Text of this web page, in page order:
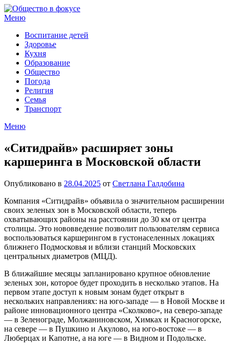
Перейти
к
Меню
Воспитание детей
Здоровье
Кухня
Образование
Общество
Погода
Религия
Семья
Транспорт
Меню
«Ситидрайв» расширяет зоны
каршеринга в Московской области
Опубликовано в 28.04.2025 от Светлана Галдобина
Компания «Ситидрайв» объявила о значительном расширении
своих зеленых зон в Московской области, теперь
охватывающих районы на расстоянии до 30 км от центра
столицы. Это нововведение позволит пользователям сервиса
воспользоваться каршерингом в густонаселенных локациях
ближнего Подмосковья и вблизи станций Московских
центральных диаметров (МЦД).
В ближайшие месяцы запланировано крупное обновление
зеленых зон, которое будет проходить в несколько этапов. На
первом этапе доступ к новым зонам будет открыт в
нескольких направлениях: на юго-западе — в Новой Москве и
районе инновационного центра «Сколково», на северо-западе
— в Зеленограде, Молжаниновском, Химках и Красногорске,
на севере — в Пушкино и Акулово, на юго-востоке — в
Люберцах и Капотне, а на юге — в Видном и Подольске.